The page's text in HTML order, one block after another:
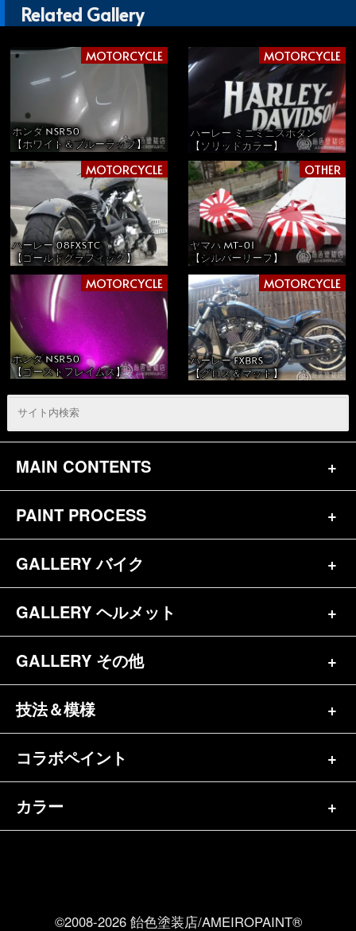
Related Gallery
MOTORCYCLE
ホンダ NSR50
【ホワイト＆ブルーラップ】
MOTORCYCLE
ハーレー ミニミニスポタン
【ソリッドカラー】
MOTORCYCLE
ハーレー 08FXSTC
【ゴールドグラフィック】
OTHER
ヤマハ MT-01
【シルバーリーフ】
MOTORCYCLE
ホンダ NSR50
【ゴーストフレイムス】
MOTORCYCLE
ハーレー FXBRS
【グロス＆マット】
MAIN CONTENTS
トップページ
お問合せ
参考価格
キャンディペイントとは？
メディア掲載（18）
ペイントワンポイント（9）
ペイント済商品（11）
Privacy Policy
PAINT PROCESS
バイク（180）
ヘルメット（84）
GALLERY バイク
バイク一覧（184）
ハーレー（141）
ホンダ（20）
スズキ（8）
GALLERY ヘルメット
ヘルメット一覧（139）
半ヘル（39）
フルフェイス（23）
GALLERY その他
その他一覧（92）
自転車&三輪車（11）
車パーツ（9）
技法＆模様
シンプル（38）
グラフィック（88）
リーフ（37）
コラボペイント
エアブラシ（23）
カラー
©2008-2026 飴色塗装店/AMEIROPAINT®